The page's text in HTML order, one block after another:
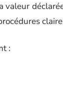
valeur
: